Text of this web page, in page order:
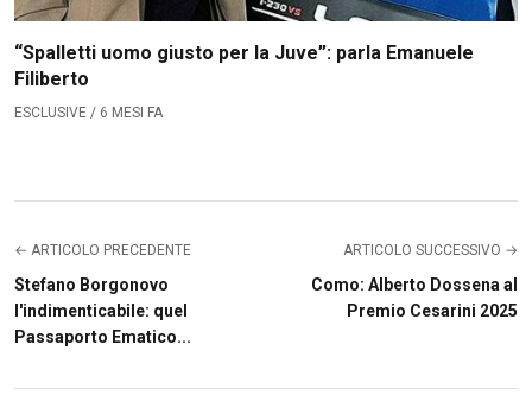
“Spalletti uomo giusto per la Juve”: parla Emanuele
Filiberto
ESCLUSIVE / 6 MESI FA
← ARTICOLO PRECEDENTE
Stefano Borgonovo
l'indimenticabile: quel
Passaporto Ematico...
ARTICOLO SUCCESSIVO →
Como: Alberto Dossena al
Premio Cesarini 2025